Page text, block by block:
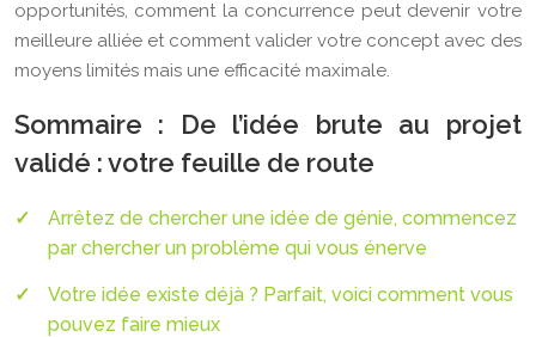
opportunités, comment la concurrence peut devenir votre
meilleure alliée et comment valider votre concept avec des
moyens limités mais une efficacité maximale.
Sommaire : De l’idée brute au projet
validé : votre feuille de route
Arrêtez de chercher une idée de génie, commencez
par chercher un problème qui vous énerve
Votre idée existe déjà ? Parfait, voici comment vous
pouvez faire mieux